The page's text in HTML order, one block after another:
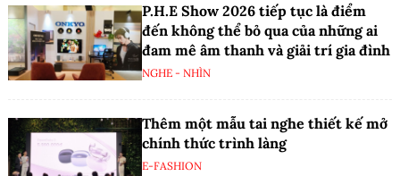
P.H.E Show 2026 tiếp tục là điểm
đến không thể bỏ qua của những ai
đam mê âm thanh và giải trí gia đình
NGHE - NHÌN
Thêm một mẫu tai nghe thiết kế mở
chính thức trình làng
E-FASHION